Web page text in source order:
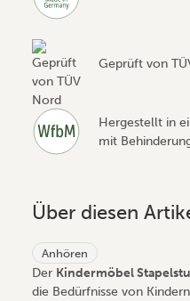
Geprüft von
Hergestellt in
mit
Über diesen
Anhören
Der Kindermöbel
die Bedürfnisse von